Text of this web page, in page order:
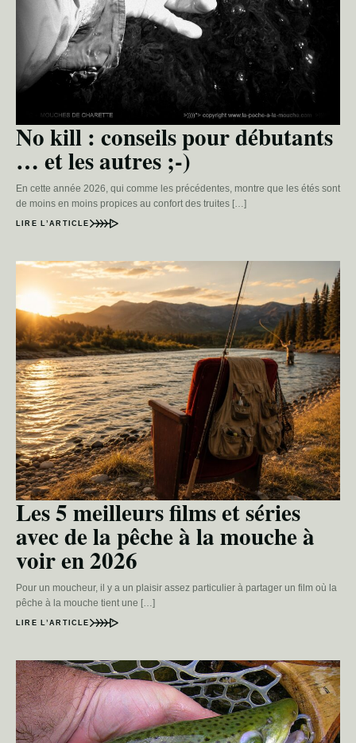
No kill : conseils pour débutants
… et les autres ;-)
En cette année 2026, qui comme les précédentes, montre que les étés sont
de moins en moins propices au confort des truites […]
LIRE L’ARTICLE
Les 5 meilleurs films et séries
avec de la pêche à la mouche à
voir en 2026
Pour un moucheur, il y a un plaisir assez particulier à partager un film où la
pêche à la mouche tient une […]
LIRE L’ARTICLE